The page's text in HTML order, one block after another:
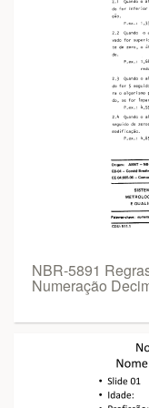
NBR-5891
Numeração